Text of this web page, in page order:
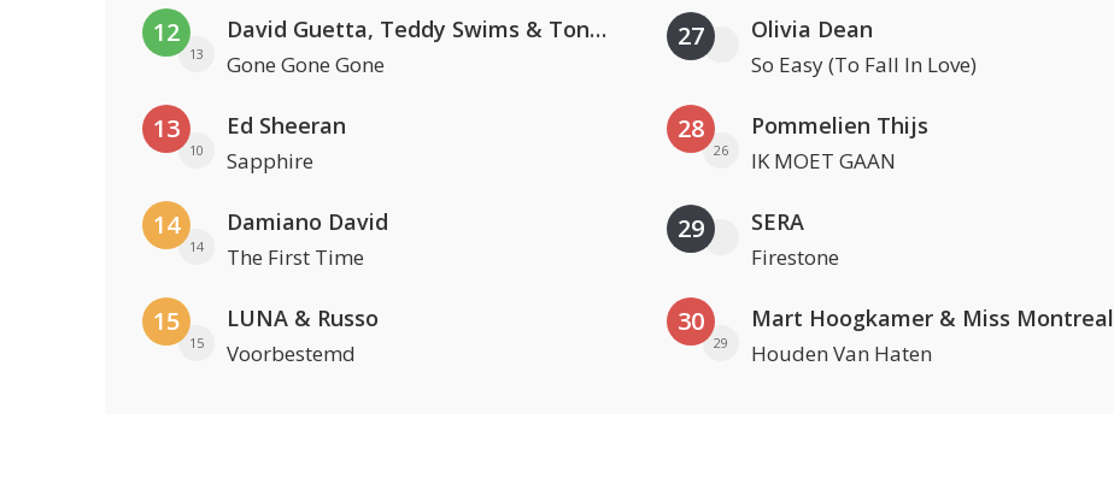
12
13
David Guetta, Teddy Swims & Tones And I
Gone Gone Gone
13
10
Ed Sheeran
Sapphire
14
14
Damiano David
The First Time
15
15
LUNA & Russo
Voorbestemd
27 Olivia Dean
So Easy (To Fall In Love)
28
26
Pommelien Thijs
IK MOET GAAN
29 SERA
Firestone
30
29
Mart Hoogkamer & Miss Montreal
Houden Van Haten